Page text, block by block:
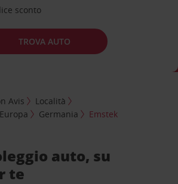
sconto
TROVA AUTO
Avis
Località
Germania Emstek
auto, su
te